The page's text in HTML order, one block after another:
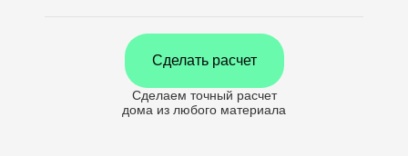
Сделать расчет
Сделаем точный расчет
дома из любого материала